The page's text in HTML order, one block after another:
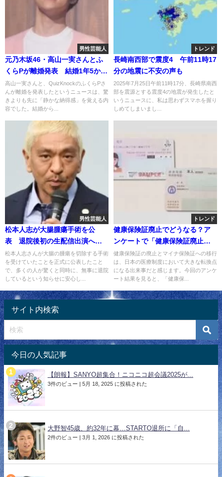
男性芸能人
元乃木坂46・高山一実さんとふ
くらPが離婚発表 結婚1年5か月
で選んだ“前向きな別れ”とは？
高山一実さんと、QuizKnockのふくらPさ
んが離婚を発表したというニュースは、驚
きよりも先に「静かな納得感」を覚える内
容でした。結婚から...
トレンド
長崎南西部で震度4 午前11時17
分の地震に不安の声も
2025年7月25日午前11時17分、長崎県南西
部を震源とする震度4の地震が発生したと
いうニュースに、私は思わずスマホを握り
しめてしまいまし...
男性芸能人
松本人志が大腸腫瘍手術を公
表 退院後初の生配信出演へ
「今後も活動継続」と発表
松本人志さんが大腸の腫瘍を切除する手術
を受けていたことを正式に公表したこと
で、多くの人が驚くと同時に、無事に退院
しているという知らせに安心し...
トレンド
健康保険証廃止でどうなる？ア
ンケートで「健康保険証廃止反
対」が最多になるほどのマイナ
保険証への批判がやばい
健康保険証の廃止とマイナ保険証への移行
は、日本の医療制度において大きな転換点
になる出来事だと感じます。今回のアンケ
ート結果を見ると、「健康保...
サイト内検索
今日の人気記事
【朗報】SANYO超集合！ニコニコ超会議2025が...
3件のビュー | 5月 18, 2025 に投稿された
大野智45歳、約32年に幕…STARTO退所に「自...
2件のビュー | 3月 1, 2026 に投稿された